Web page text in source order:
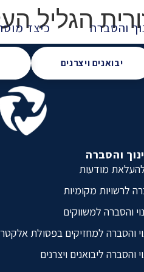
והסברה כיצד
יבואנים ויצרנים
הגליל
והסברה
מודעות
לרשויות מקומיות
והסברה למשווקים
והסברה למחזיקים בפסולת
והסברה ליבואנים ויצרנים